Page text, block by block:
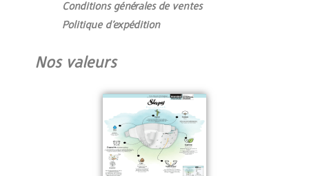
Conditions générales de ventes
Politique d’expédition
Nos valeurs